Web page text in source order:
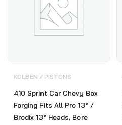
KOLBEN / PISTONS
410 Sprint Car Chevy Box
Forging Fits All Pro 13° /
Brodix 13° Heads, Bore